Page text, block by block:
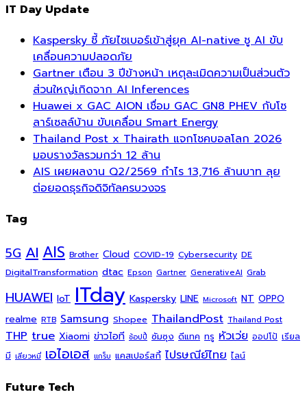
IT Day Update
Kaspersky ชี้ ภัยไซเบอร์เข้าสู่ยุค AI-native ชู AI ขับ
เคลื่อนความปลอดภัย
Gartner เตือน 3 ปีข้างหน้า เหตุละเมิดความเป็นส่วนตัว
ส่วนใหญ่เกิดจาก AI Inferences
Huawei x GAC AION เชื่อม GAC GN8 PHEV กับโซ
ลาร์เซลล์บ้าน ขับเคลื่อน Smart Energy
Thailand Post x Thairath แจกโชคบอลโลก 2026
มอบรางวัลรวมกว่า 12 ล้าน
AIS เผยผลงาน Q2/2569 กำไร 13,716 ล้านบาท ลุย
ต่อยอดธุรกิจดิจิทัลครบวงจร
Tag
5G AI AIS Brother Cloud COVID-19 Cybersecurity DE
DigitalTransformation dtac Epson Gartner GenerativeAI Grab
HUAWEI IoT ITday Kaspersky LINE Microsoft NT OPPO
realme RTB Samsung Shopee ThailandPost Thailand Post
THP true Xiaomi ข่าวไอที ช้อปปี้ ซัมซุง ดีแทค ทรู หัวเว่ย ออปโป้ เรียล
มี เสียวหมี่ เอไอเอส แกร็บ แคสเปอร์สกี้ ไปรษณีย์ไทย ไลน์
Future Tech